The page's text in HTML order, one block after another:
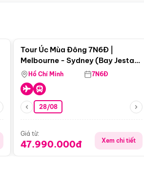
Tour Úc Mùa Đông 7N6Đ |
Melbourne - Sydney (Bay Jestar
Airways)
Hồ Chí Minh 7N6Đ
28/08
Giá từ:
47.990.000đ Xem chi tiết